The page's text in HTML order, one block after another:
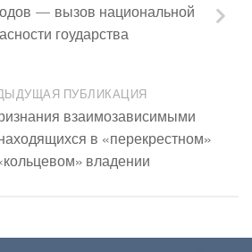
— вызов национальной
гоударства
ПУБЛИКАЦИЯ
взаимозависимыми
в «перекрестном»
владении